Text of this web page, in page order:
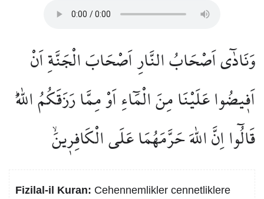
وَنَادٰٓى اَصْحَابُ النَّارِ اَصْحَابَ الْجَنَّةِ اَنْ
اَف۪يضُوا عَلَيْنَا مِنَ الْمَٓاءِ اَوْ مِمَّا رَزَقَكُمُ اللّٰهُۜ
قَالُٓوا اِنَّ اللّٰهَ حَرَّمَهُمَا عَلَى الْكَافِر۪ينَۙ
Fizilal-il Kuran: Cehennemlikler cennetliklere